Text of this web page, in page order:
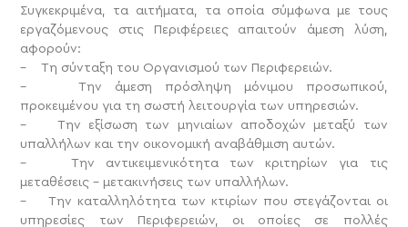
Συγκεκριμένα, τα αιτήματα, τα οποία σύμφωνα με τους
εργαζόμενους στις Περιφέρειες απαιτούν άμεση λύση,
αφορούν:
– Τη σύνταξη του Οργανισμού των Περιφερειών.
– Την άμεση πρόσληψη μόνιμου προσωπικού,
προκειμένου για τη σωστή λειτουργία των υπηρεσιών.
– Την εξίσωση των μηνιαίων αποδοχών μεταξύ των
υπαλλήλων και την οικονομική αναβάθμιση αυτών.
– Την αντικειμενικότητα των κριτηρίων για τις
μεταθέσεις – μετακινήσεις των υπαλλήλων.
– Την καταλληλότητα των κτιρίων που στεγάζονται οι
υπηρεσίες των Περιφερειών, οι οποίες σε πολλές